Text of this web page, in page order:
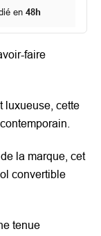
en48h
faire
luxueuse, cette
la marque, cet
convertible
tenue